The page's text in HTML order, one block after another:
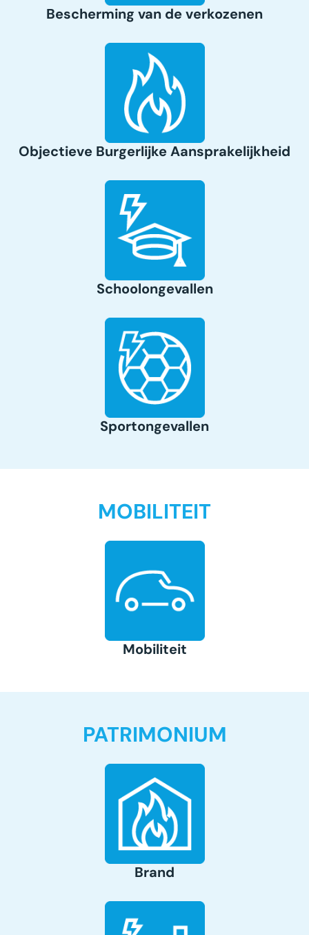
Bescherming van de verkozenen
Objectieve Burgerlijke Aansprakelijkheid
Schoolongevallen
Sportongevallen
MOBILITEIT
Mobiliteit
PATRIMONIUM
Brand